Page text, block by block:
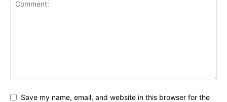
Save my name, email, and website in this browser for the